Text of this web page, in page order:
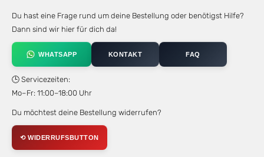
Du hast eine Frage rund um deine Bestellung oder benötigst Hilfe?
Dann sind wir hier für dich da!
WHATSAPP KONTAKT FAQ
🕒 Servicezeiten:
Mo–Fr: 11:00–18:00 Uhr
Du möchtest deine Bestellung widerrufen?
⟲ WIDERRUFSBUTTON